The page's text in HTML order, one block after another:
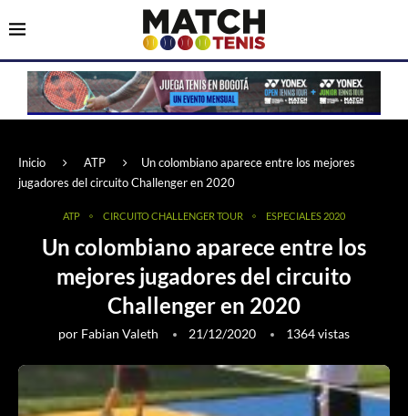
Inicio ATP
Un colombiano aparece entre los mejores
jugadores del circuito Challenger en 2020
ATP CIRCUITO CHALLENGER TOUR ESPECIALES 2020
Un colombiano aparece entre los
mejores jugadores del circuito
Challenger en 2020
por Fabian Valeth 21/12/2020 1364vistas